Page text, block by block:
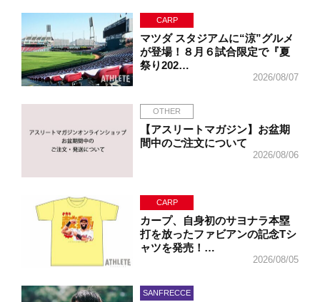
CARP
マツダ スタジアムに“涼”グルメ
が登場！８月６試合限定で『夏
祭り202…
2026/08/07
OTHER
【アスリートマガジン】お盆期
間中のご注文について
2026/08/06
CARP
カープ、自身初のサヨナラ本塁
打を放ったファビアンの記念Tシ
ャツを発売！…
2026/08/05
SANFRECCE